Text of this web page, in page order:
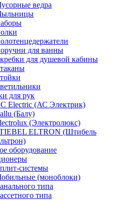
ведра
для ванны
для душевой кабины
для рук
Electric (АС Электрик)
(Балу)
(Электролюкс)
ELTRON (Штибель
оборудование
системы
(моноблоки)
типа
типа